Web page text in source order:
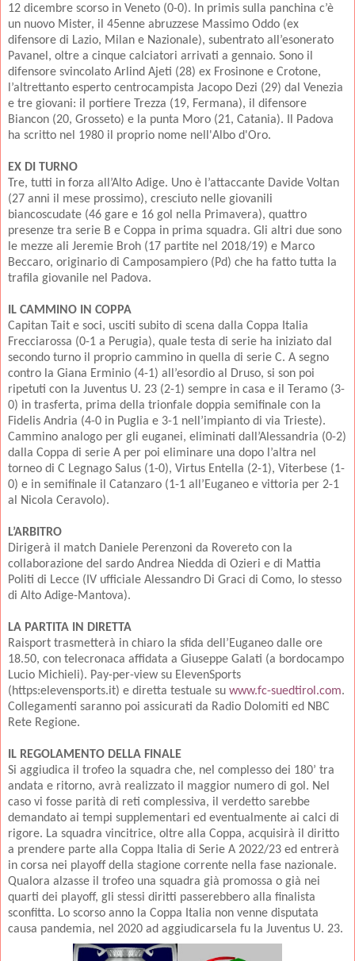
12 dicembre scorso in Veneto (0-0). In primis sulla panchina c’è
un nuovo Mister, il 45enne abruzzese Massimo Oddo (ex
difensore di Lazio, Milan e Nazionale), subentrato all’esonerato
Pavanel, oltre a cinque calciatori arrivati a gennaio. Sono il
difensore svincolato Arlind Ajeti (28) ex Frosinone e Crotone,
l’altrettanto esperto centrocampista Jacopo Dezi (29) dal Venezia
e tre giovani: il portiere Trezza (19, Fermana), il difensore
Biancon (20, Grosseto) e la punta Moro (21, Catania). Il Padova
ha scritto nel 1980 il proprio nome nell'Albo d'Oro.
EX DI TURNO
Tre, tutti in forza all’Alto Adige. Uno è l’attaccante Davide Voltan
(27 anni il mese prossimo), cresciuto nelle giovanili
biancoscudate (46 gare e 16 gol nella Primavera), quattro
presenze tra serie B e Coppa in prima squadra. Gli altri due sono
le mezze ali Jeremie Broh (17 partite nel 2018/19) e Marco
Beccaro, originario di Camposampiero (Pd) che ha fatto tutta la
trafila giovanile nel Padova.
IL CAMMINO IN COPPA
Capitan Tait e soci, usciti subito di scena dalla Coppa Italia
Frecciarossa (0-1 a Perugia), quale testa di serie ha iniziato dal
secondo turno il proprio cammino in quella di serie C. A segno
contro la Giana Erminio (4-1) all’esordio al Druso, si son poi
ripetuti con la Juventus U. 23 (2-1) sempre in casa e il Teramo (3-
0) in trasferta, prima della trionfale doppia semifinale con la
Fidelis Andria (4-0 in Puglia e 3-1 nell’impianto di via Trieste).
Cammino analogo per gli euganei, eliminati dall’Alessandria (0-2)
dalla Coppa di serie A per poi eliminare una dopo l’altra nel
torneo di C Legnago Salus (1-0), Virtus Entella (2-1), Viterbese (1-
0) e in semifinale il Catanzaro (1-1 all’Euganeo e vittoria per 2-1
al Nicola Ceravolo).
L’ARBITRO
Dirigerà il match Daniele Perenzoni da Rovereto con la
collaborazione del sardo Andrea Niedda di Ozieri e di Mattia
Politi di Lecce (IV ufficiale Alessandro Di Graci di Como, lo stesso
di Alto Adige-Mantova).
LA PARTITA IN DIRETTA
Raisport trasmetterà in chiaro la sfida dell’Euganeo dalle ore
18.50, con telecronaca affidata a Giuseppe Galati (a bordocampo
Lucio Michieli). Pay-per-view su ElevenSports
(https:elevensports.it) e diretta testuale su www.fc-suedtirol.com.
Collegamenti saranno poi assicurati da Radio Dolomiti ed NBC
Rete Regione.
IL REGOLAMENTO DELLA FINALE
Si aggiudica il trofeo la squadra che, nel complesso dei 180’ tra
andata e ritorno, avrà realizzato il maggior numero di gol. Nel
caso vi fosse parità di reti complessiva, il verdetto sarebbe
demandato ai tempi supplementari ed eventualmente ai calci di
rigore. La squadra vincitrice, oltre alla Coppa, acquisirà il diritto
a prendere parte alla Coppa Italia di Serie A 2022/23 ed entrerà
in corsa nei playoff della stagione corrente nella fase nazionale.
Qualora alzasse il trofeo una squadra già promossa o già nei
quarti dei playoff, gli stessi diritti passerebbero alla finalista
sconfitta. Lo scorso anno la Coppa Italia non venne disputata
causa pandemia, nel 2020 ad aggiudicarsela fu la Juventus U. 23.